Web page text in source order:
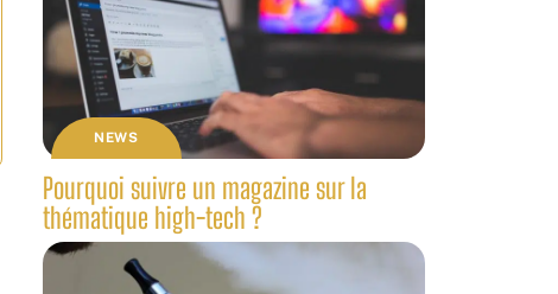
NEWS
Pourquoi suivre un magazine sur la
thématique high-tech ?